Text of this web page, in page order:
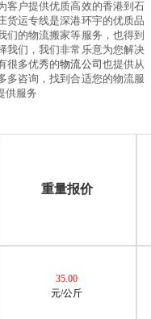
客户提供优质高效的香港到石
货运专线是深港环宇的优质品
们的物流搬家等服务，也得到
我们，我们非常乐意为您解决
很多优秀的物流公司 也提供从
多咨询，找到合适您的物流服
供服务
重量报价
35.00
元/公斤